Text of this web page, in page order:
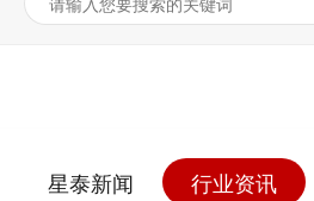
星泰新闻 行业资讯